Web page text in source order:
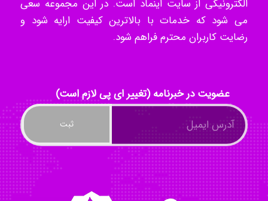
kimiya zirakpoor
Nazaninkarkon
Omid
الکترونیکی از سایت اینماد است. در این مجموعه سعی
می شود که خدمات با بالاترین کیفیت ارایه شود و
رضایت کاربران محترم فراهم شود.
عضویت در خبرنامه (تغییر ای پی لازم است)